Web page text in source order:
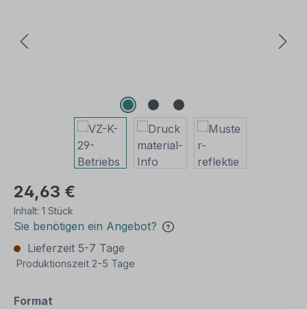
24,63 €
Inhalt: 1 Stück
Sie benötigen ein Angebot?
Lieferzeit 5-7 Tage
Produktionszeit 2-5 Tage
Format